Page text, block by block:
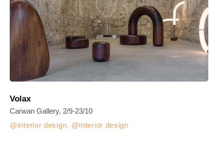
Volax
interior design, interior design
Carwan Gallery, 2/9-23/10